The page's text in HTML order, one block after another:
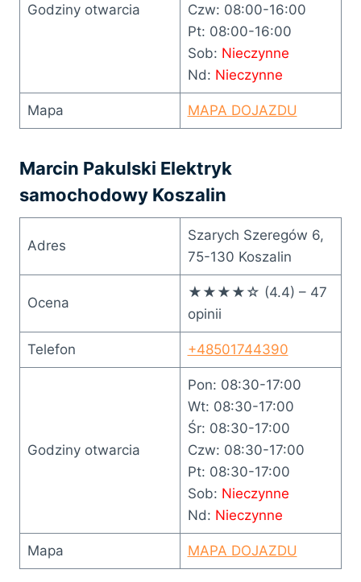
Godziny otwarcia
Czw: 08:00-16:00
Pt: 08:00-16:00
Sob: Nieczynne
Nd: Nieczynne
Mapa MAPA DOJAZDU
Marcin Pakulski Elektryk
samochodowy Koszalin
Adres
Szarych Szeregów 6,
75-130 Koszalin
Ocena
★★★★☆ (4.4) – 47
opinii
Telefon +48501744390
Godziny otwarcia
Pon: 08:30-17:00
Wt: 08:30-17:00
Śr: 08:30-17:00
Czw: 08:30-17:00
Pt: 08:30-17:00
Sob: Nieczynne
Nd: Nieczynne
Mapa MAPA DOJAZDU